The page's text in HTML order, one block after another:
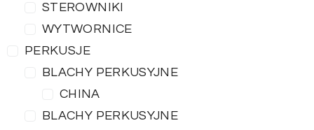
STEROWNIKI
WYTWORNICE
PERKUSJE
BLACHY PERKUSYJNE
CHINA
BLACHY PERKUSYJNE